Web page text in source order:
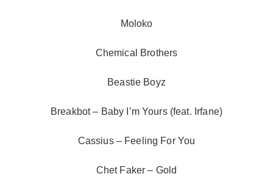
Moloko
Chemical Brothers
Beastie Boyz
Breakbot – Baby I’m Yours (feat. Irfane)
Cassius – Feeling For You
Chet Faker – Gold